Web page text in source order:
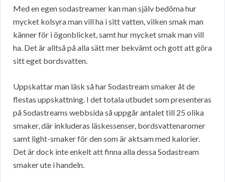
Med en egen sodastreamer kan man själv bedöma hur
mycket kolsyra man vill ha i sitt vatten, vilken smak man
känner för i ögonblicket, samt hur mycket smak man vill
ha. Det är alltså på alla sätt mer bekvämt och gott att göra
sitt eget bordsvatten.
Uppskattar man läsk så har Sodastream smaker åt de
flestas uppskattning. I det totala utbudet som presenteras
på Sodastreams webbsida så uppgår antalet till 25 olika
smaker, där inkluderas läskessenser, bordsvattenaromer
samt light-smaker för den som är aktsam med kalorier.
Det är dock inte enkelt att finna alla dessa Sodastream
smaker ute i handeln.